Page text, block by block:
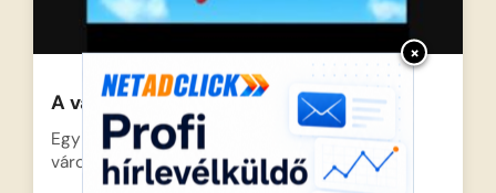
×
A város hősei-A hőlégballon
Egy gyönyörű, színes hőlégballon érkezik a
városba, ami azonnal felkelti…